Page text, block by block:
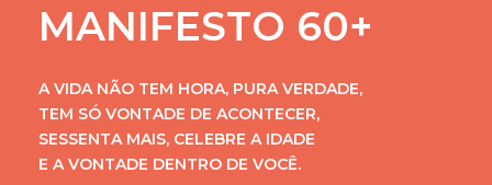
MANIFESTO 60+
A VIDA NÃO TEM HORA, PURA VERDADE,
TEM SÓ VONTADE DE ACONTECER,
SESSENTA MAIS, CELEBRE A IDADE
E A VONTADE DENTRO DE VOCÊ.